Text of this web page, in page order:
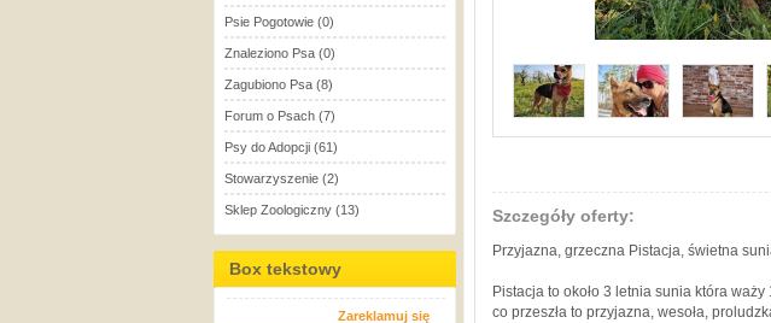
Psie Pogotowie (0)
Znaleziono Psa (0)
Zagubiono Psa (8)
Forum o Psach (7)
Psy do Adopcji (61)
Stowarzyszenie (2)
Sklep Zoologiczny (13)
Box tekstowy
Zareklamuj się
Szczegóły oferty:
Przyjazna, grzeczna Pistacja, świetna
Pistacja to około 3 letnia sunia która
co przeszła to przyjazna, wesoła,